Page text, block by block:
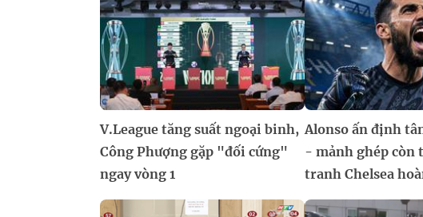
V.League tăng suất ngoại binh,
Công Phượng gặp "đối cứng"
ngay vòng 1
Alonso ấn định
- mảnh ghép còn
tranh Chelsea